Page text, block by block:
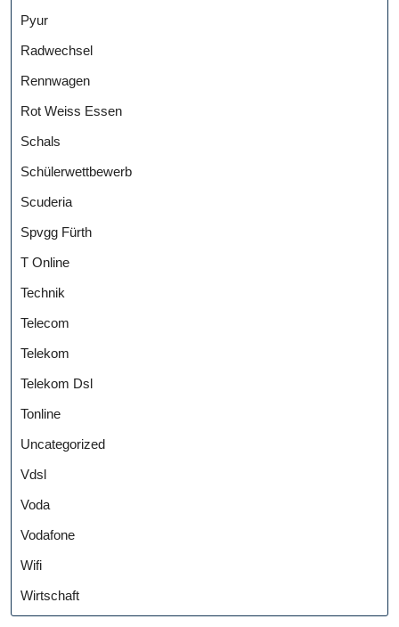
Pyur
Radwechsel
Rennwagen
Rot Weiss Essen
Schals
Schülerwettbewerb
Scuderia
Spvgg Fürth
T Online
Technik
Telecom
Telekom
Telekom Dsl
Tonline
Uncategorized
Vdsl
Voda
Vodafone
Wifi
Wirtschaft